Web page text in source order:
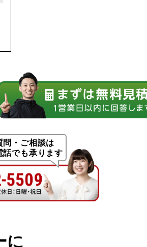
問・ご相談は
話でも承ります
に